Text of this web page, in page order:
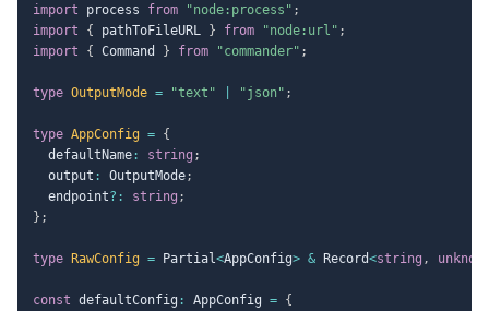
import process from "node:process" ;
import
{ pathToFileURL } from "node:url" ;
import
{ Command } from "commander" ;
type OutputMode = "text" "json" ;
type AppConfig = {
  defaultName
: string ;
  output
: OutputMode;
  endpoint
? : string ;
} ;
type RawConfig = Partial<AppConfig> & Record<string ,
const defaultConfig : AppConfig = {